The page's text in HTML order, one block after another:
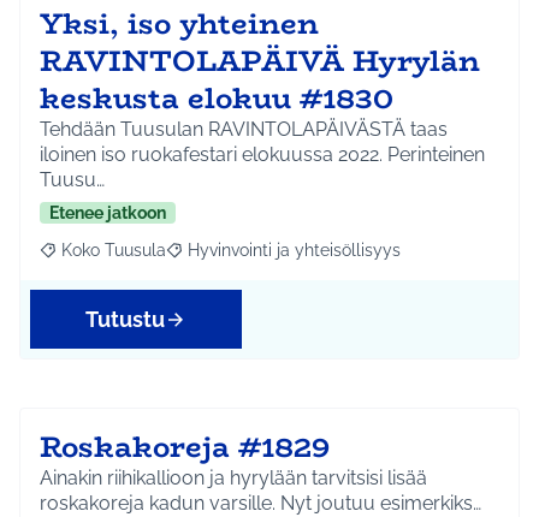
Yksi, iso yhteinen
RAVINTOLAPÄIVÄ Hyrylän
keskusta elokuu #1830
Tehdään Tuusulan RAVINTOLAPÄIVÄSTÄ taas
iloinen iso ruokafestari elokuussa 2022. Perinteinen
Tuusu…
Etenee jatkoon
Rajaa tulokset aihepiirin mukaan: Koko Tuusula
Koko Tuusula Rajaa tulokset teeman mukaan: Hyvinvointi ja
Hyvinvointi ja yhteisöllisyys
Tutustu
Roskakoreja #1829
Ainakin riihikallioon ja hyrylään tarvitsisi lisää
roskakoreja kadun varsille. Nyt joutuu esimerkiks…